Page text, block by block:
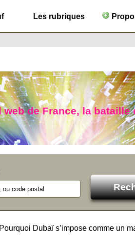
Les rubriques
de France, la
Pourquoi Dubaï s’impose comme un